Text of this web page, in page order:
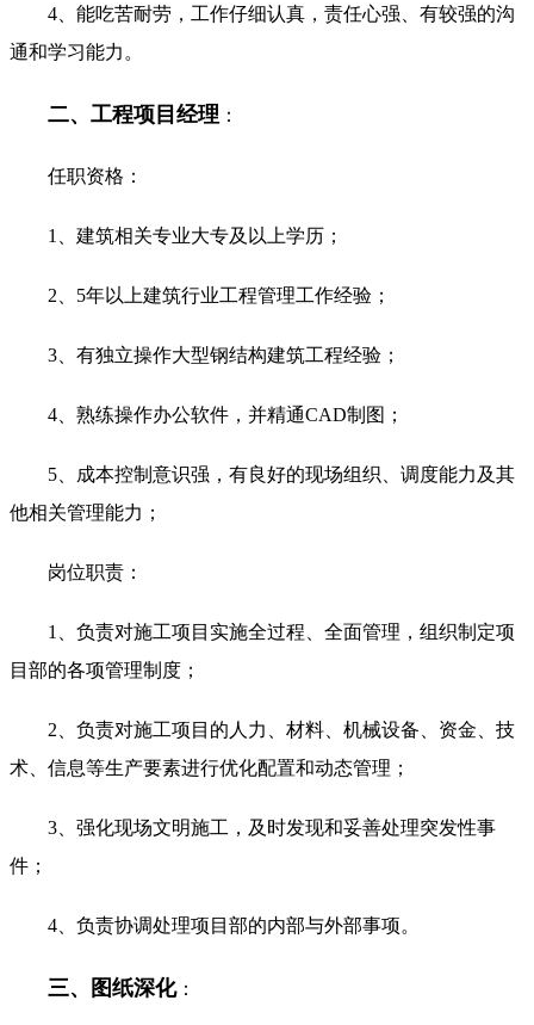
4、能吃苦耐劳，工作仔细认真，责任心强、有较强的沟
通和学习能力。
二、工程项目经理 ：
任职资格：
1、建筑相关专业大专及以上学历；
2、5年以上建筑行业工程管理工作经验；
3、有独立操作大型钢结构建筑工程经验；
4、熟练操作办公软件，并精通CAD制图；
5、成本控制意识强，有良好的现场组织、调度能力及其
他相关管理能力；
岗位职责：
1、负责对施工项目实施全过程、全面管理，组织制定项
目部的各项管理制度；
2、负责对施工项目的人力、材料、机械设备、资金、技
术、信息等生产要素进行优化配置和动态管理；
3、强化现场文明施工，及时发现和妥善处理突发性事
件；
4、负责协调处理项目部的内部与外部事项。
三、图纸深化：